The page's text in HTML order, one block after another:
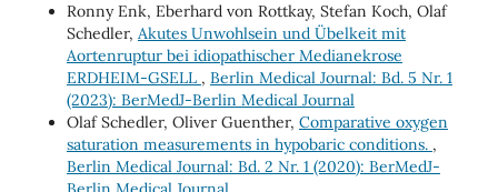
Ronny Enk, Eberhard von Rottkay, Stefan Koch, Olaf
Schedler, Akutes Unwohlsein und Übelkeit mit
Aortenruptur bei idiopathischer Medianekrose
ERDHEIM-GSELL , Berlin Medical Journal: Bd. 5 Nr. 1
(2023): BerMedJ-Berlin Medical Journal
Olaf Schedler, Oliver Guenther, Comparative oxygen
saturation measurements in hypobaric conditions. ,
Berlin Medical Journal: Bd. 2 Nr. 1 (2020): BerMedJ-